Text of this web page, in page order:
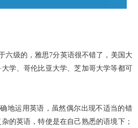
六级的，雅思7分英语很不错了，美国大
学、哥伦比亚大学、芝加哥大学等都可
地运用英语，虽然偶尔出现不适当的错
的英语，特使是在自己熟悉的语境下；